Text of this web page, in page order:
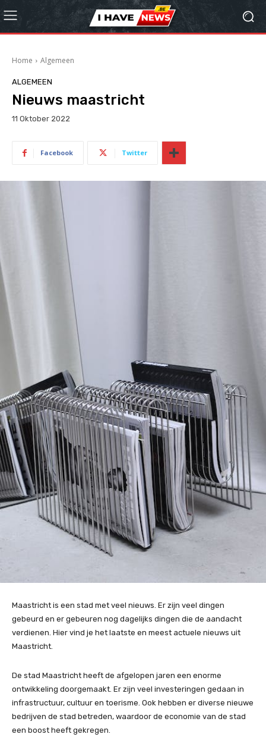
Home Algemeen
ALGEMEEN
Nieuws maastricht
11 Oktober 2022
Facebook Twitter
Maastricht is een stad met veel nieuws. Er zijn veel dingen
gebeurd en er gebeuren nog dagelijks dingen die de aandacht
verdienen. Hier vind je het laatste en meest actuele nieuws uit
Maastricht.
De stad Maastricht heeft de afgelopen jaren een enorme
ontwikkeling doorgemaakt. Er zijn veel investeringen gedaan in
infrastructuur, cultuur en toerisme. Ook hebben er diverse nieuwe
bedrijven de stad betreden, waardoor de economie van de stad
een boost heeft gekregen.